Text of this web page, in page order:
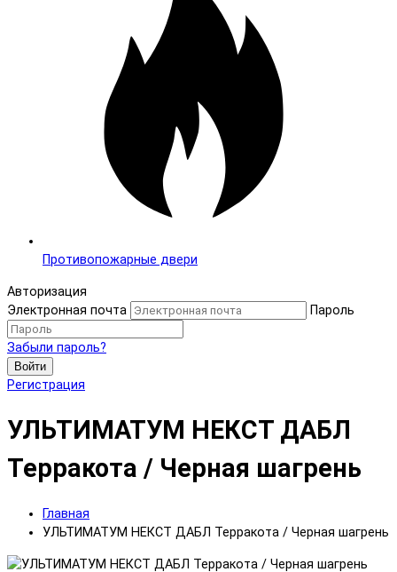
Противопожарные двери
Авторизация
Электронная почта
Пароль
Забыли пароль?
Войти
Регистрация
УЛЬТИМАТУМ НЕКСТ ДАБЛ
Терракота / Черная шагрень
Главная
УЛЬТИМАТУМ НЕКСТ ДАБЛ Терракота / Черная шагрень